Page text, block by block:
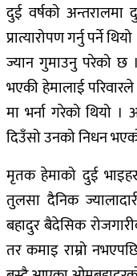
दुई वर्षको अन्तरालमा
प्रात्यारोपण गर्नु पर्ने
ज्यान गुमाउनु परेको छ
भएकी हेमालाई
मा भर्ना गरेको थियो ।
दिउँसो उनको निधन
मृतक हेमाको दुई
तुलसा दैनिक
बहादुर बैदेसिक
तर कमाइ राम्रो